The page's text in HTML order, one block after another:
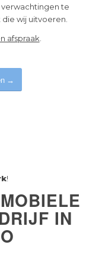
te
wij uitvoeren.
afspraak.
!
IN